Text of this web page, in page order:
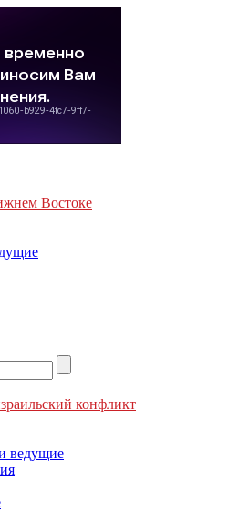
Востоке
конфликт
ведущие